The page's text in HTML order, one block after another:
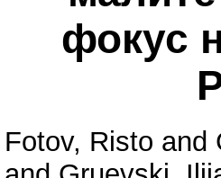
фокус
Fotov, Risto and